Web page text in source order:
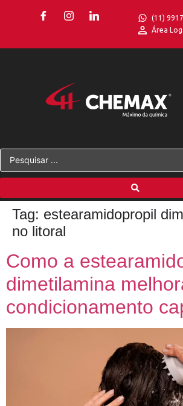
(11)
Área
Tag: estearamidopropil
no litoral
Como a
dimetilamina
condicionamento